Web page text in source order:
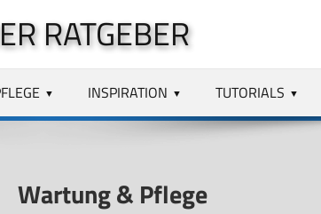
RATGEBER
INSPIRATION TUTORIALS
Wartung & Pflege